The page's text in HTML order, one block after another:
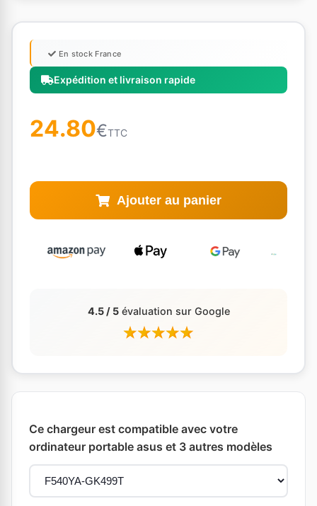
Expédition et livraison rapide
En stock France
24.80€TTC
Ajouter au panier
4.5 / 5évaluation sur Google
Ce chargeur est compatible avec votre
ordinateur portable asus et 3 autres modèles